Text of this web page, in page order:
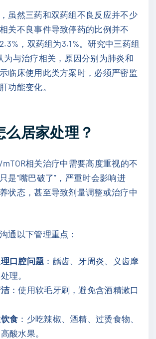
虽然三药和双药组不良反应并不少
关不良事件导致停药的比例并不
，双药组为3.1%。研究中三药组
为与治疗相关，原因分别为肺炎和
临床使用此类方案时，必须严密监
功能变化。
么居家处理？
相关治疗中需要高度重视的不
是“嘴巴破了”，严重时会影响进
状态，甚至导致剂量调整或治疗中
通以下管理重点：
口腔问题 ：龋齿、牙周炎、义齿摩
理。
：使用软毛牙刷，避免含酒精漱口
食 ：少吃辣椒、酒精、过烫食物、
酸水果。